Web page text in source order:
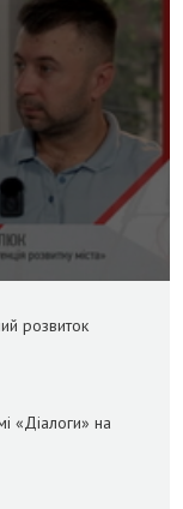
розвиток
«Діалоги» на